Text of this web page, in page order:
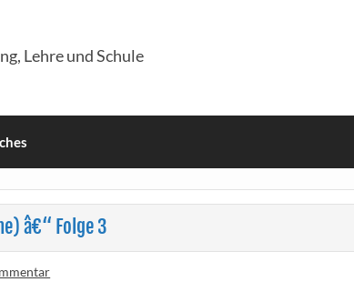
Lehre und Schule
â€“ Folge 3